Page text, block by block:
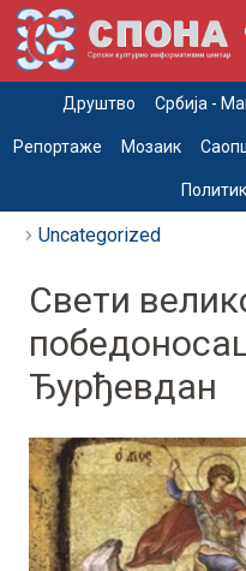
Друштво Србија -
Репортаже Мозаик
Uncategorized
Свети
Ђурђевдан